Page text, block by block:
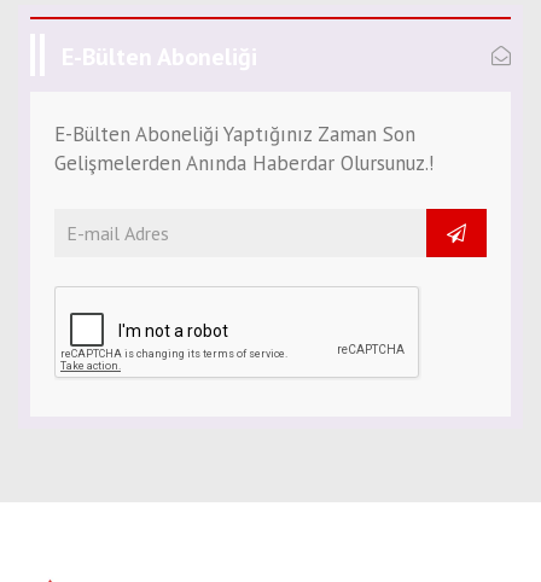
E-Bülten Aboneliği
E-Bülten Aboneliği Yaptığınız Zaman Son
Gelişmelerden Anında Haberdar Olursunuz.!